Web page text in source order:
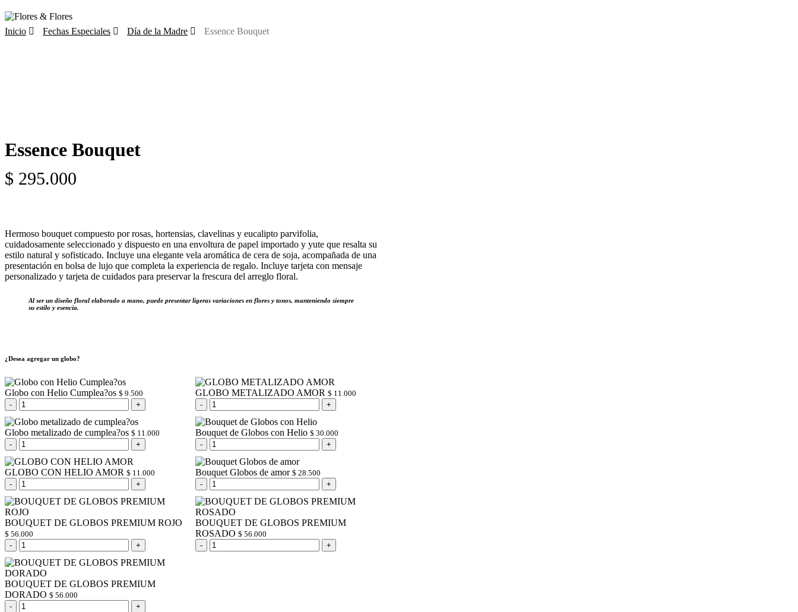
Inicio Fechas Especiales Día de la Madre Essence Bouquet
Essence Bouquet
$ 295.000
Hermoso bouquet compuesto por rosas, hortensias, clavelinas y eucalipto parvifolia,
cuidadosamente seleccionado y dispuesto en una envoltura de papel importado y yute que resalta su
estilo natural y sofisticado. Incluye una elegante vela aromática de cera de soja, acompañada de una
presentación en bolsa de lujo que completa la experiencia de regalo. Incluye tarjeta con mensaje
personalizado y tarjeta de cuidados para preservar la frescura del arreglo floral.
Al ser un diseño floral elaborado a mano, puede presentar ligeras variaciones en flores y tonos, manteniendo siempre
su estilo y esencia.
¿Desea agregar un globo?
Globo con Helio Cumplea?os $ 9.500 GLOBO METALIZADO AMOR $ 11.000
Globo metalizado de cumplea?os $ 11.000 Bouquet de Globos con Helio $ 30.000
GLOBO CON HELIO AMOR $ 11.000 Bouquet Globos de amor $ 28.500
BOUQUET DE GLOBOS PREMIUM ROJO
$ 56.000
BOUQUET DE GLOBOS PREMIUM
ROSADO $ 56.000
BOUQUET DE GLOBOS PREMIUM
DORADO $ 56.000